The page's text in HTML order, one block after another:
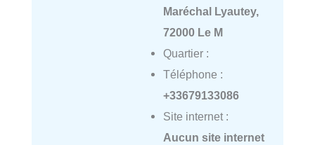
Maréchal Lyautey,
72000 Le M
Quartier :
Téléphone :
+33679133086
Site internet :
Aucun site internet